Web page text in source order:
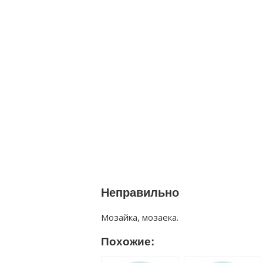
Неправильно
Мозайка, мозаека.
Похожие: